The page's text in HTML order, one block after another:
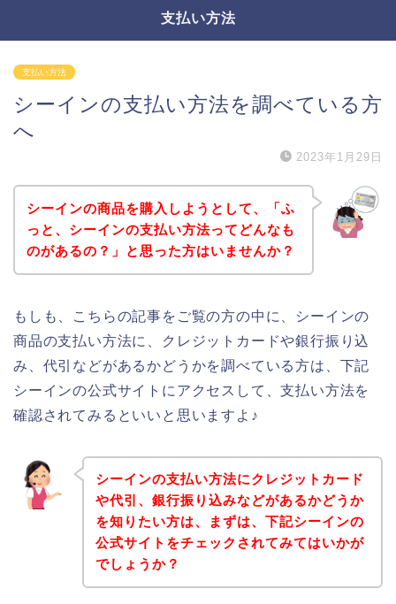
支払い方法
支払い方法
シーインの支払い方法を調べている方
へ
2023年1月29日
シーインの商品を購入しようとして、「ふ
っと、シーインの支払い方法ってどんなも
のがあるの？」と思った方はいませんか？
もしも、こちらの記事をご覧の方の中に、シーインの
商品の支払い方法に、クレジットカードや銀行振り込
み、代引などがあるかどうかを調べている方は、下記
シーインの公式サイトにアクセスして、支払い方法を
確認されてみるといいと思いますよ♪
シーインの支払い方法にクレジットカード
や代引、銀行振り込みなどがあるかどうか
を知りたい方は、まずは、下記シーインの
公式サイトをチェックされてみてはいかが
でしょうか？